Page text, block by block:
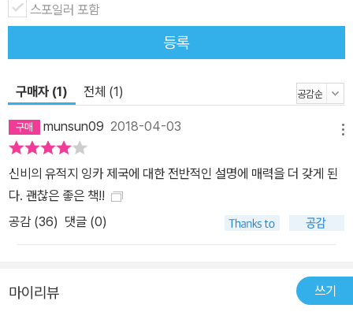
스포일러 포함
등록
구매자 (1) 전체 (1)
munsun09 2018-04-03
신비의 유적지 잉카 제국에 대한 전반적인 설명에 매력을 더 갖게 된
다. 괜찮은 좋은 책!!
공감 (36) 댓글 (0)
마이리뷰 쓰기